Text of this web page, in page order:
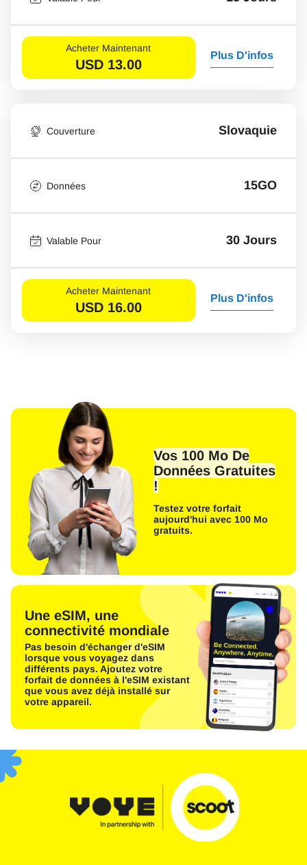
Acheter Maintenant
USD 13.00
Plus D'infos
Couverture Slovaquie
Données 15GO
Valable Pour 30 Jours
Acheter Maintenant
USD 16.00
Plus D'infos
Vos 100 Mo De
Données Gratuites
!
Testez votre forfait
aujourd'hui avec 100 Mo
gratuits.
Une eSIM, une
connectivité mondiale
Pas besoin d'échanger d'eSIM
lorsque vous voyagez dans
différents pays. Ajoutez votre
forfait de données à l'eSIM existant
que vous avez déjà installé sur
votre appareil.